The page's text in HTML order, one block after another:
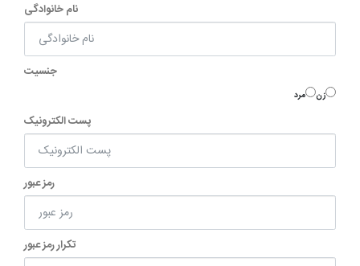
نام خانوادگی
جنسیت
زن مرد
پست الکترونیک
رمز عبور
تکرار رمز عبور